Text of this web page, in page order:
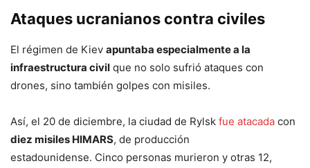
Ataques ucranianos contra civiles
El régimen de Kiev apuntaba especialmente a la
infraestructura civil que no solo sufrió ataques con
drones, sino también golpes con misiles.
Así, el 20 de diciembre, la ciudad de Rylsk fue atacada con
diez misiles HIMARS, de producción
estadounidense. Cinco personas murieron y otras 12,